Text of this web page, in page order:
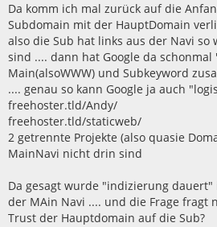
Da komm ich mal zurück auf die
Subdomain mit der HauptDomain
also die Sub hat links aus der Navi
sind .... dann hat Google da schonmal
Main(alsoWWW) und Subkeyword
.... genau so kann Google ja auch
freehoster.tld/Andy/
freehoster.tld/staticweb/
2 getrennte Projekte (also quasie
MainNavi nicht drin sind
Da gesagt wurde "indizierung
der MAin Navi .... und die Frage fragt
Trust der Hauptdomain auf die Sub?